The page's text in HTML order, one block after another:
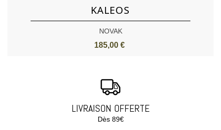
KALEOS
NOVAK
185,00 €
LIVRAISON OFFERTE
Dès 89€